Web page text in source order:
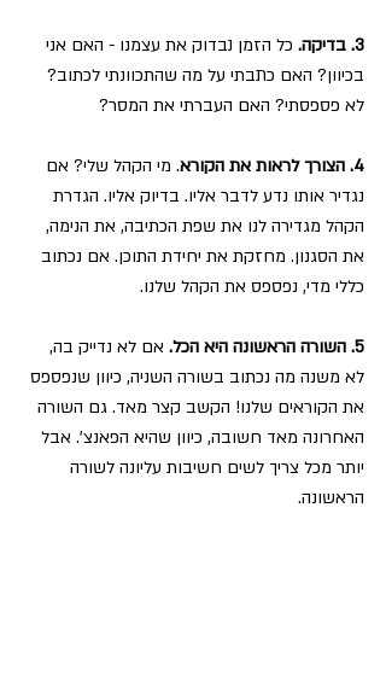
3. בדיקה.
כל הזמן נבדוק את עצמנו - האם אני
בכיוון? האם כתבתי על מה שהתכוונתי לכתוב?
לא פספסתי? האם העברתי את המסר?
4. הצורך לראות את הקורא
. מי הקהל שלי? אם
נגדיר אותו נדע לדבר אליו. בדיוק אליו. הגדרת
הקהל מגדירה לנו את שפת הכתיבה, את הנימה,
את הסגנון. מחזקת את יחידת התוכן. אם נכתוב
כללי מדי, נפספס את הקהל שלנו.
5. השורה הראשונה היא הכל.
אם לא נדייק בה,
לא משנה מה נכתוב בשורה השניה, כיוון שנפספס
את הקוראים שלנו! הקשב קצר מאד. גם השורה
האחרונה מאד חשובה, כיוון שהיא הפאנצ'. אבל
יותר מכל צריך לשים חשיבות עליונה לשורה
הראשונה.